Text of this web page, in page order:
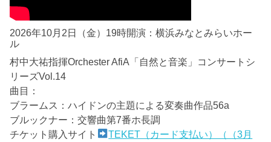
2026年10月2日（金）19時開演：横浜みなとみらいホー
ル
村中大祐指揮Orchester AfiA「自然と音楽」コンサートシ
リーズVol.14
曲目：
ブラームス：ハイドンの主題による変奏曲作品56a
ブルックナー：交響曲第7番ホ長調
チケット購入サイト
TEKET（カード支払い）（（3月